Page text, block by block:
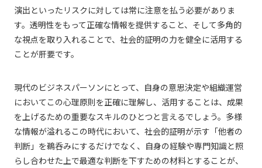
演出といったリスクに対しては常に注意を払う必要がありま
す。透明性をもって正確な情報を提供すること、そして多角的
な視点を取り入れることで、社会的証明の力を健全に活用する
ことが肝要です。
現代のビジネスパーソンにとって、自身の意思決定や組織運営
においてこの心理原則を正確に理解し、活用することは、成果
を上げるための重要なスキルのひとつと言えるでしょう。多様
な情報が溢れるこの時代において、社会的証明が示す「他者の
判断」を鵜呑みにするだけでなく、自身の経験や専門知識と照
らし合わせた上で最適な判断を下すための材料とすることが、